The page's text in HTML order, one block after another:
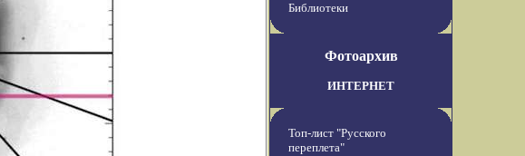
Библиотеки
Фотоархив
ИНТЕРНЕТ
Топ-лист "Русского
переплета"